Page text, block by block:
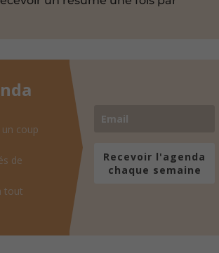
coup
de
tout
Recevoir l'agenda
chaque semaine